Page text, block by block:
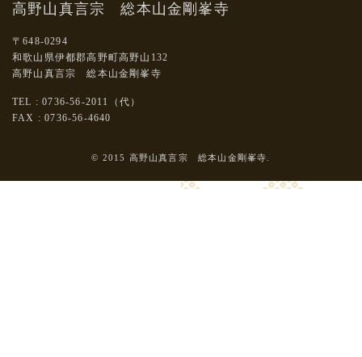
高野山真言宗 総本山金剛峯寺
〒648-0294
和歌山県伊都郡高野町高野山132
高野山真言宗 総本山金剛峯寺
TEL : 0736-56-2011（代）
FAX : 0736-56-4640
© 2015 高野山真言宗 総本山金剛峯寺.